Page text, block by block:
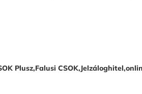
Plusz Falusi CSOK Jelzáloghitel